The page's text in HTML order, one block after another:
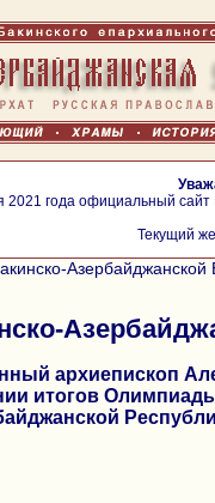
2021 года официальный
Текущий
Азербайджанской
архиепископ
итогов